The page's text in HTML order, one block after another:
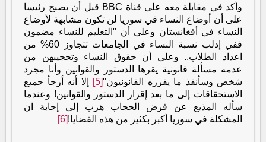
وأكد في مقابلة معه على قناة BBC قبل أن يصبح رئيسا
على أن أوضاع النساء في سوريا لن تكون مشابهة لأوضاع
النساء في أفغانستان وعلى أن "التعليم للنساء مضمون
ففي إدلب نسبة النساء في الجامعات تتجاوز 60% من
اعداد الطلاب.. وعلى أن حقوق النساء وتحجيبهن من
عدمه مسألة قانونية يقرها الدستور والقوانين وأنا مجرد
شخص وسأنفذ ما يقرره القانونيون"[5]
إلا أنه أرجأ جميع
الاستحقاقات إلى ما بعد إقرار الدستور والقوانين! وعندما
سأله المذيع عن فرض الحجاب هرب إلى إجابة ان
المشكلة في سوريا أكبر بكثير من هذه القضايا![6]